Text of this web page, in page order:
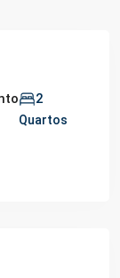
2
Quartos